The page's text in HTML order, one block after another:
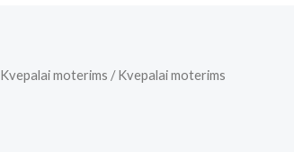
Kvepalai moterims / Kvepalai moterims